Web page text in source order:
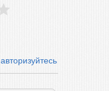
авторизуйтесь